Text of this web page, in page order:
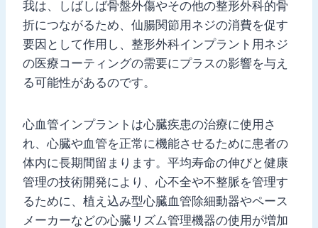
我は、しばしば骨盤外傷やその他の整形外科的骨
折につながるため、仙腸関節用ネジの消費を促す
要因として作用し、整形外科インプラント用ネジ
の医療コーティングの需要にプラスの影響を与え
る可能性があるのです。
心血管インプラントは心臓疾患の治療に使用さ
れ、心臓や血管を正常に機能させるために患者の
体内に長期間留まります。平均寿命の伸びと健康
管理の技術開発により、心不全や不整脈を管理す
るために、植え込み型心臓血管除細動器やペース
メーカーなどの心臓リズム管理機器の使用が増加